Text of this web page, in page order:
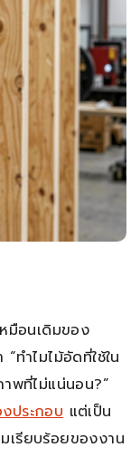
มือนเดิมของ
ทำไมไม้อัดที่ใช้ใน
พที่ไม่แน่นอน?”
ประกอบแต่เป็น
รียบร้อยของงาน